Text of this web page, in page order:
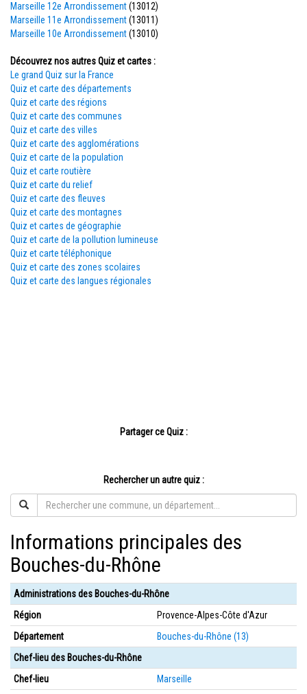
Marseille 12e Arrondissement(13012)
Marseille 11e Arrondissement(13011)
Marseille 10e Arrondissement(13010)
Découvrez nos autres Quiz et cartes :
Le grand Quiz sur la France
Quiz et carte des départements
Quiz et carte des régions
Quiz et carte des communes
Quiz et carte des villes
Quiz et carte des agglomérations
Quiz et carte de la population
Quiz et carte routière
Quiz et carte du relief
Quiz et carte des fleuves
Quiz et carte des montagnes
Quiz et cartes de géographie
Quiz et carte de la pollution lumineuse
Quiz et carte téléphonique
Quiz et carte des zones scolaires
Quiz et carte des langues régionales
Partager ce Quiz :
Rechercher un autre quiz :
Informations principales des
Bouches-du-Rhône
Administrations des Bouches-du-Rhône
Région
Provence-Alpes-Côte d'Azur
Département
Bouches-du-Rhône (13)
Chef-lieu des Bouches-du-Rhône
Chef-lieu
Marseille